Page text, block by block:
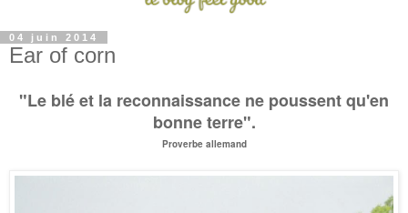
04 juin 2014
Ear of corn
"Le blé et la reconnaissance ne poussent qu'en
bonne terre".
Proverbe allemand